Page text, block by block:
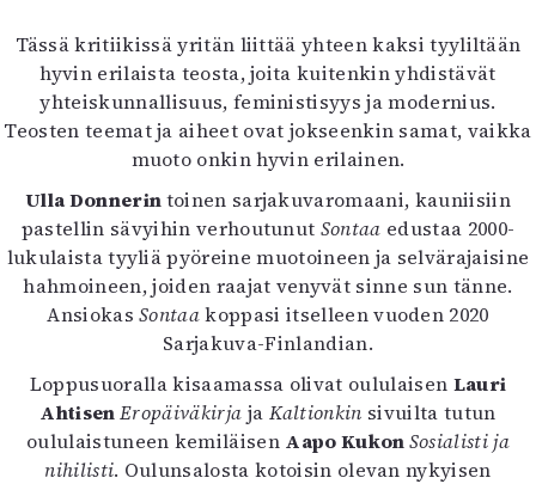
Levyt
Kuvataide
Kirjat
In English
Esitystaide
Arkisto
Lehdet
4/2026
2–3/2026
1/2026
6/2025
5/2025 saame
5/2025
Lehtiarkisto
Tässä kritiikissä yritän liittää yhteen kaksi tyyliltään
hyvin erilaista teosta, joita kuitenkin yhdistävät
yhteiskunnallisuus, feministisyys ja modernius.
Teosten teemat ja aiheet ovat jokseenkin samat, vaikka
muoto onkin hyvin erilainen.
Ulla Donnerintoinen sarjakuvaromaani, kauniisiin
pastellin sävyihin verhoutunut Sontaa edustaa 2000-
lukulaista tyyliä pyöreine muotoineen ja selvärajaisine
hahmoineen, joiden raajat venyvät sinne sun tänne.
AnsiokasSontaakoppasi itselleen vuoden 2020
Sarjakuva-Finlandian.
Loppusuoralla kisaamassa olivat oululaisen Lauri
AhtisenEropäiväkirja ja Kaltionkin sivuilta tutun
oululaistuneen kemiläisen Aapo KukonSosialisti ja
nihilisti. Oulunsalosta kotoisin olevan nykyisen